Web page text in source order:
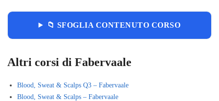
📁 SFOGLIA CONTENUTO CORSO
Altri corsi di Fabervaale
Blood, Sweat & Scalps Q3 – Fabervaale
Blood, Sweat & Scalps – Fabervaale